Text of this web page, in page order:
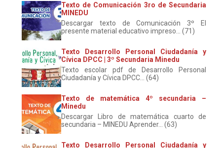
Texto de Comunicación 3ro de Secundaria
MINEDU
Descargar texto de Comunicación 3º El
presente material educativo impreso... (71)
Texto Desarrollo Personal Ciudadanía y
Cívica DPCC | 3º Secundaria Minedu
Texto escolar pdf de Desarrollo Personal
Ciudadanía y Cívica DPCC... (64)
Texto de matemática 4º secundaria –
Minedu
Descargar Libro de matemática cuarto de
secundaria – MINEDU Aprender... (63)
Texto Desarrollo Personal Ciudadanía y